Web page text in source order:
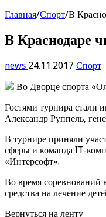
Главная/Спорт/В
В Краснодаре
news 24.11.2017 Спорт
Во Дворце спорта
Гостями турнира стали
Александр Руппель,
В турнире приняли
сферы и команда IT-
«Интерсофт».
Во время соревнований
средства на лечение
Вернуться на ленту